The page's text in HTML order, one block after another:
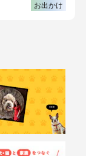
お出かけ